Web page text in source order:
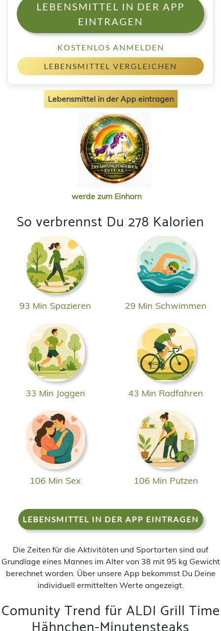
LEBENSMITTEL IN DER APP
EINTRAGEN
KOSTENLOS ANMELDEN
LEBENSMITTEL VERGLEICHEN
Lebensmittel in der App eintragen
werde zum Einhorn
So verbrennst Du 278 Kalorien
93 Min Spazieren 29 Min Schwimmen
33 Min Joggen 43 Min Radfahren
106 Min Sex 106 Min Putzen
LEBENSMITTEL IN DER APP EINTRAGEN
Die Zeiten für die Aktivitäten und Sportarten sind auf
Grundlage eines Mannes im Alter von 38 mit 95 kg Gewicht
berechnet worden. Über unsere App bekommst Du Deine
individuell ermittelten Werte angezeigt.
Comunity Trend für ALDI Grill Time